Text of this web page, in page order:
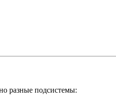
разные подсистемы: